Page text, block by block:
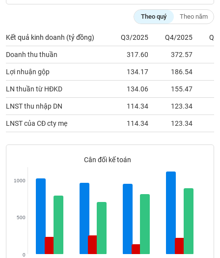
Theo quý Theo năm
Kết quả kinh doanh (tỷ đồng) Q3/2025 Q4/2025
Doanh thu thuần 317.60 372.57
Lợi nhuận gộp 134.17 186.54
LN thuần từ HĐKD 134.06 155.47
LNST thu nhập DN 114.34 123.34
LNST của CĐ cty mẹ 114.34 123.34
Cân đối kế toán
0
500
1000
tác
Báo
cáo
phân
tích
(-)
Thuật
ngữ
(-)
(-)
tạo